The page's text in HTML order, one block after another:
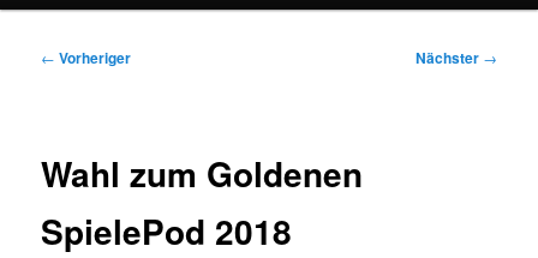
Beitragsnavigation
← Vorheriger Nächster →
Wahl zum Goldenen
SpielePod 2018